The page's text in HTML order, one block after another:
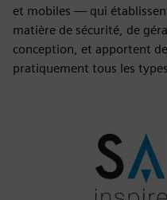
et mobiles — qui
matière de sécurité, de
conception, et apportent
pratiquement tous les